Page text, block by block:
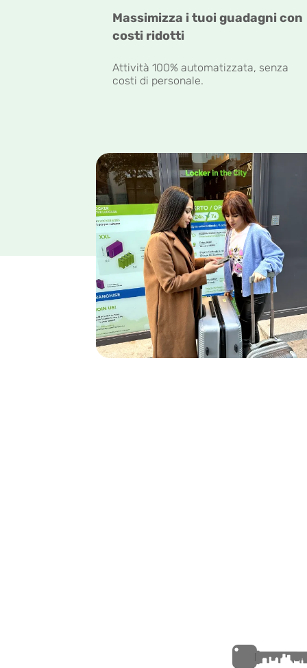
Massimizza i tuoi guadagni con
costi ridotti
Attività 100% automatizzata, senza
costi di personale.